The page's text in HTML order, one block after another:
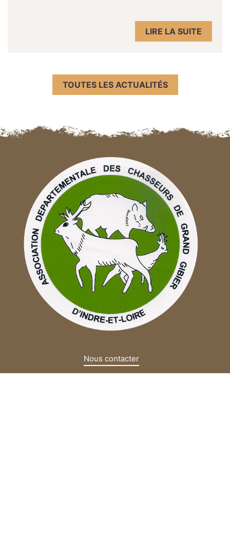
LIRE LA SUITE
TOUTES LES ACTUALITÉS
Nous contacter